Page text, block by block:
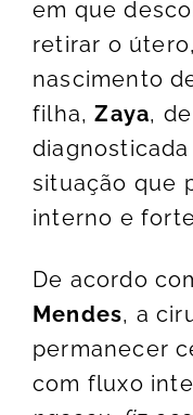
em que
retirar o
nascimento
filha, Zaya,
situação que
interno e
De acordo
Mendes, a
permanecer
com fluxo